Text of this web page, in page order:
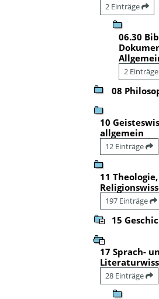
2 Einträge
06.30
2 Einträge
08
10
allgemein
12 Einträge
11 Theologie,
197 Einträge
15
17 Sprach-
28 Einträge